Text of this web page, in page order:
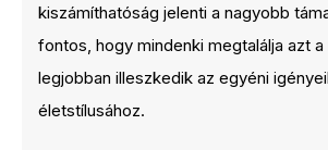
kiszámíthatóság jelenti a nagyobb
fontos, hogy mindenki megtalálja azt
legjobban illeszkedik az egyéni
életstílusához.